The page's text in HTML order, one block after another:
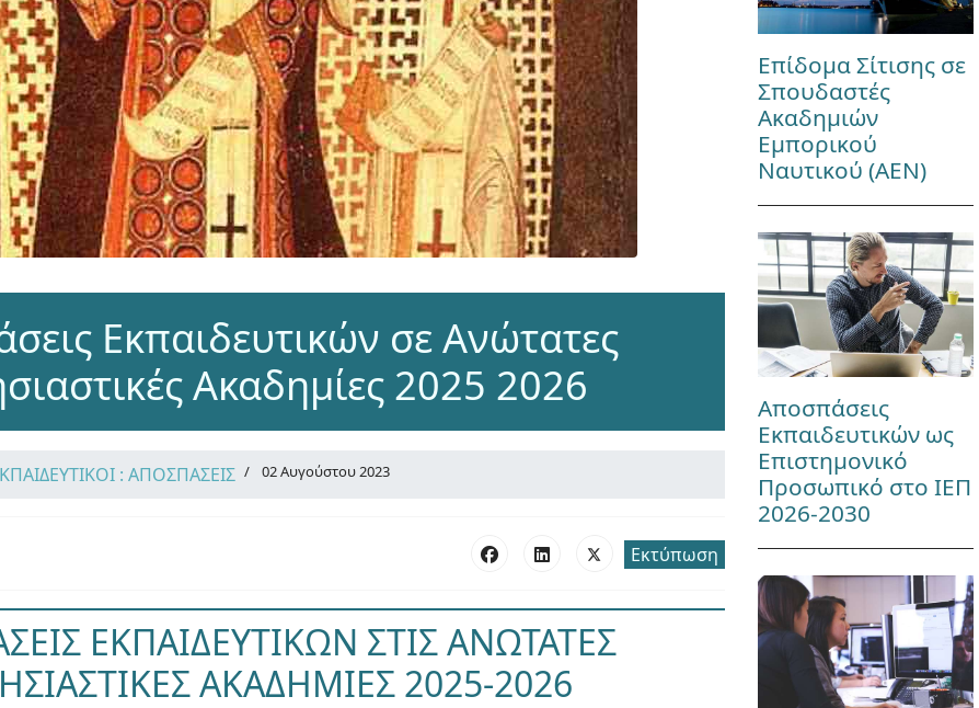
Εκπαιδευτικών σε Ανώτατες
Ακαδημίες 2025 2026
: ΑΠΟΣΠΑΣΕΙΣ 02 Αυγούστου 2023
Εκτύπωση
ΕΚΠΑΙΔΕΥΤΙΚΩΝ ΣΤΙΣ ΑΝΩΤΑΤΕΣ
ΑΚΑΔΗΜΙΕΣ 2025-2026
Επίδομα Σίτισης σε
Σπουδαστές
Ακαδημιών
Εμπορικού
Ναυτικού (ΑΕΝ)
Αποσπάσεις
Εκπαιδευτικών ως
Επιστημονικό
Προσωπικό στο ΙΕΠ
2026-2030